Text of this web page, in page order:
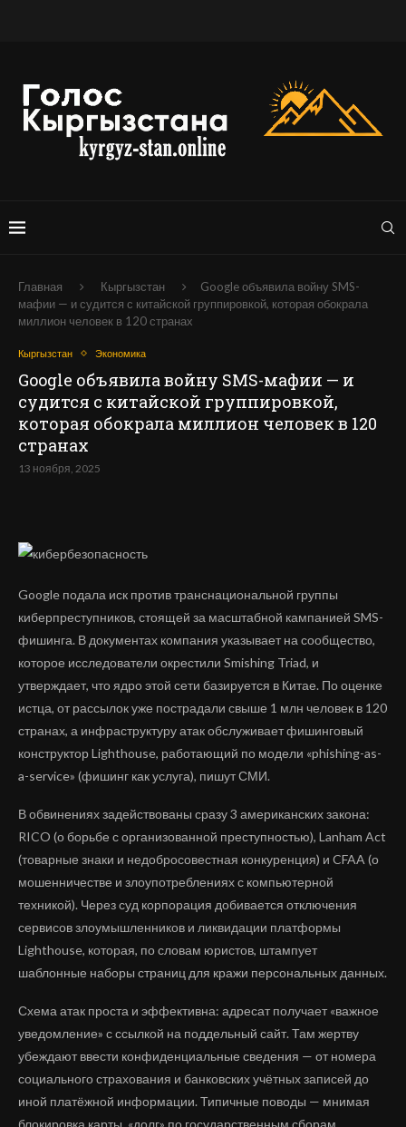
Главная Кыргызстан
Google объявила войну SMS-
мафии — и судится с китайской группировкой, которая обокрала
миллион человек в 120 странах
Кыргызстан Экономика
Google объявила войну SMS-мафии — и
судится с китайской группировкой,
которая обокрала миллион человек в 120
странах
13 ноября, 2025
Google подала иск против транснациональной группы
киберпреступников, стоящей за масштабной кампанией SMS-
фишинга. В документах компания указывает на сообщество,
которое исследователи окрестили Smishing Triad, и
утверждает, что ядро этой сети базируется в Китае. По оценке
истца, от рассылок уже пострадали свыше 1 млн человек в 120
странах, а инфраструктуру атак обслуживает фишинговый
конструктор Lighthouse, работающий по модели «phishing-as-
a-service» (фишинг как услуга), пишут СМИ.
В обвинениях задействованы сразу 3 американских закона:
RICO (о борьбе с организованной преступностью), Lanham Act
(товарные знаки и недобросовестная конкуренция) и CFAA (о
мошенничестве и злоупотреблениях с компьютерной
техникой). Через суд корпорация добивается отключения
сервисов злоумышленников и ликвидации платформы
Lighthouse, которая, по словам юристов, штампует
шаблонные наборы страниц для кражи персональных данных.
Схема атак проста и эффективна: адресат получает «важное
уведомление» с ссылкой на поддельный сайт. Там жертву
убеждают ввести конфиденциальные сведения — от номера
социального страхования и банковских учётных записей до
иной платёжной информации. Типичные поводы — мнимая